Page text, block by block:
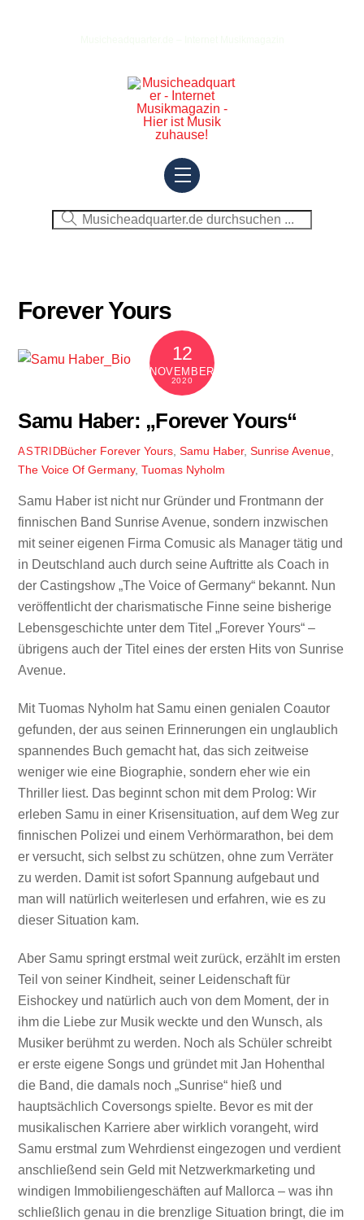
Menu
Forever Yours
12
NOVEMBER
2020
Samu Haber: „Forever Yours“
ASTRIDBücher Forever Yours ,Samu Haber,Sunrise Avenue
The Voice Of Germany,Tuomas Nyholm
Samu Haber ist nicht nur Gründer und Frontmann der
finnischen Band Sunrise Avenue, sondern inzwischen
mit seiner eigenen Firma Comusic als Manager tätig und
in Deutschland auch durch seine Auftritte als Coach in
der Castingshow „The Voice of Germany“ bekannt. Nun
veröffentlicht der charismatische Finne seine bisherige
Lebensgeschichte unter dem Titel „Forever Yours“ –
übrigens auch der Titel eines der ersten Hits von Sunrise
Avenue.
Mit Tuomas Nyholm hat Samu einen genialen Coautor
gefunden, der aus seinen Erinnerungen ein unglaublich
spannendes Buch gemacht hat, das sich zeitweise
weniger wie eine Biographie, sondern eher wie ein
Thriller liest. Das beginnt schon mit dem Prolog: Wir
erleben Samu in einer Krisensituation, auf dem Weg zur
finnischen Polizei und einem Verhörmarathon, bei dem
er versucht, sich selbst zu schützen, ohne zum Verräter
zu werden. Damit ist sofort Spannung aufgebaut und
man will natürlich weiterlesen und erfahren, wie es zu
dieser Situation kam.
Aber Samu springt erstmal weit zurück, erzählt im ersten
Teil von seiner Kindheit, seiner Leidenschaft für
Eishockey und natürlich auch von dem Moment, der in
ihm die Liebe zur Musik weckte und den Wunsch, als
Musiker berühmt zu werden. Noch als Schüler schreibt
er erste eigene Songs und gründet mit Jan Hohenthal
die Band, die damals noch „Sunrise“ hieß und
hauptsächlich Coversongs spielte. Bevor es mit der
musikalischen Karriere aber wirklich vorangeht, wird
Samu erstmal zum Wehrdienst eingezogen und verdient
anschließend sein Geld mit Netzwerkmarketing und
windigen Immobiliengeschäften auf Mallorca – was ihn
schließlich genau in die brenzlige Situation bringt, die im